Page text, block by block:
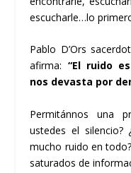
escucharle…lo
Pablo D’Ors
afirma: “El ruido
nos devasta por
Permitánnos una
ustedes el
mucho ruido en
saturados de